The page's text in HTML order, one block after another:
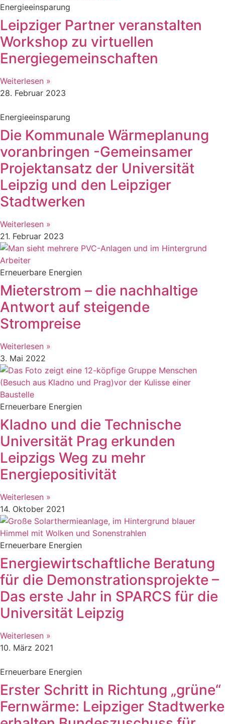
Energieeinsparung
Leipziger Partner veranstalten
Workshop zu virtuellen
Energiegemeinschaften
Weiterlesen »
28. Februar 2023
Energieeinsparung
Die Kommunale Wärmeplanung
voranbringen -Gemeinsamer
Projektansatz der Universität
Leipzig und den Leipziger
Stadtwerken
Weiterlesen »
21. Februar 2023
Erneuerbare Energien
Mieterstrom – die nachhaltige
Antwort auf steigende
Strompreise
Weiterlesen »
3. Mai 2022
Erneuerbare Energien
Kladno und die Technische
Universität Prag erkunden
Leipzigs Weg zu mehr
Energiepositivität
Weiterlesen »
14. Oktober 2021
Erneuerbare Energien
Energiewirtschaftliche Beratung
für die Demonstrationsprojekte –
Das erste Jahr in SPARCS für die
Universität Leipzig
Weiterlesen »
10. März 2021
Erneuerbare Energien
Erster Schritt in Richtung „grüne“
Fernwärme: Leipziger Stadtwerke